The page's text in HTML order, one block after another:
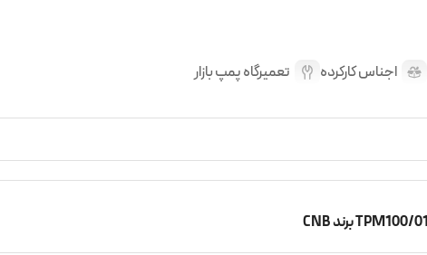
اجناس کارکرده تعمیرگاه پمپ بازار